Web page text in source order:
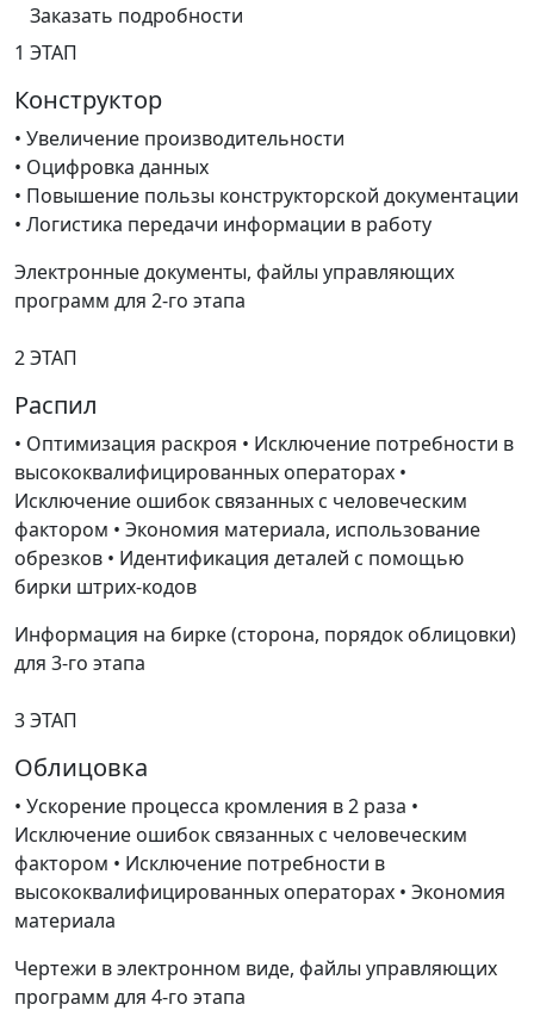
Заказать подробности
1 ЭТАП
Конструктор
• Увеличение производительности
• Оцифровка данных
• Повышение пользы конструкторской документации
• Логистика передачи информации в работу
Электронные документы, файлы управляющих
программ для 2-го этапа
2 ЭТАП
Распил
• Оптимизация раскроя • Исключение потребности в
высококвалифицированных операторах •
Исключение ошибок связанных с человеческим
фактором • Экономия материала, использование
обрезков • Идентификация деталей с помощью
бирки штрих-кодов
Информация на бирке (сторона, порядок облицовки)
для 3-го этапа
3 ЭТАП
Облицовка
• Ускорение процесса кромления в 2 раза •
Исключение ошибок связанных с человеческим
фактором • Исключение потребности в
высококвалифицированных операторах • Экономия
материала
Чертежи в электронном виде, файлы управляющих
программ для 4-го этапа